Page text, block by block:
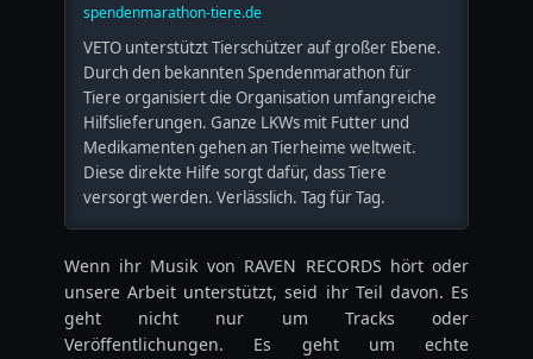
spendenmarathon-tiere.de
VETO unterstützt Tierschützer auf großer Ebene.
Durch den bekannten Spendenmarathon für
Tiere organisiert die Organisation umfangreiche
Hilfslieferungen. Ganze LKWs mit Futter und
Medikamenten gehen an Tierheime weltweit.
Diese direkte Hilfe sorgt dafür, dass Tiere
versorgt werden. Verlässlich. Tag für Tag.
Wenn ihr Musik von RAVEN RECORDS hört oder
unsere Arbeit unterstützt, seid ihr Teil davon. Es
geht nicht nur um Tracks oder
Veröffentlichungen. Es geht um echte